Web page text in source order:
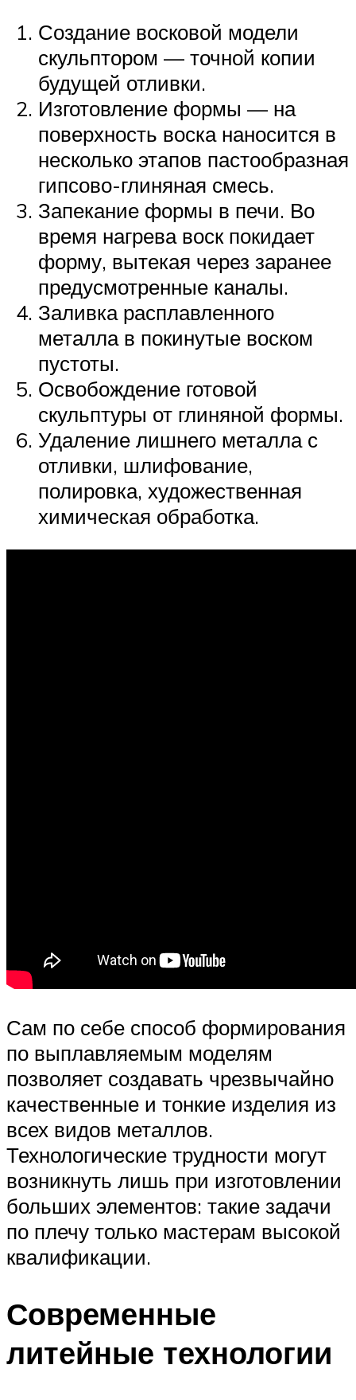
Создание восковой модели
скульптором — точной копии
будущей отливки.
Изготовление формы — на
поверхность воска наносится в
несколько этапов пастообразная
гипсово-глиняная смесь.
Запекание формы в печи. Во
время нагрева воск покидает
форму, вытекая через заранее
предусмотренные каналы.
Заливка расплавленного
металла в покинутые воском
пустоты.
Освобождение готовой
скульптуры от глиняной формы.
Удаление лишнего металла с
отливки, шлифование,
полировка, художественная
химическая обработка.
Сам по себе способ формирования
по выплавляемым моделям
позволяет создавать чрезвычайно
качественные и тонкие изделия из
всех видов металлов.
Технологические трудности могут
возникнуть лишь при изготовлении
больших элементов: такие задачи
по плечу только мастерам высокой
квалификации.
Современные
литейные технологии